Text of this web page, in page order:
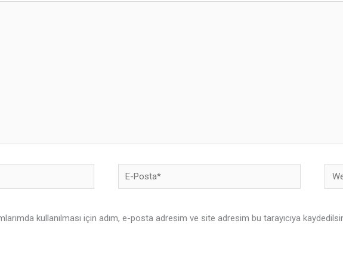
E-
Posta*
Web
kullanılması için adım, e-posta adresim ve site adresim bu tarayıcıya